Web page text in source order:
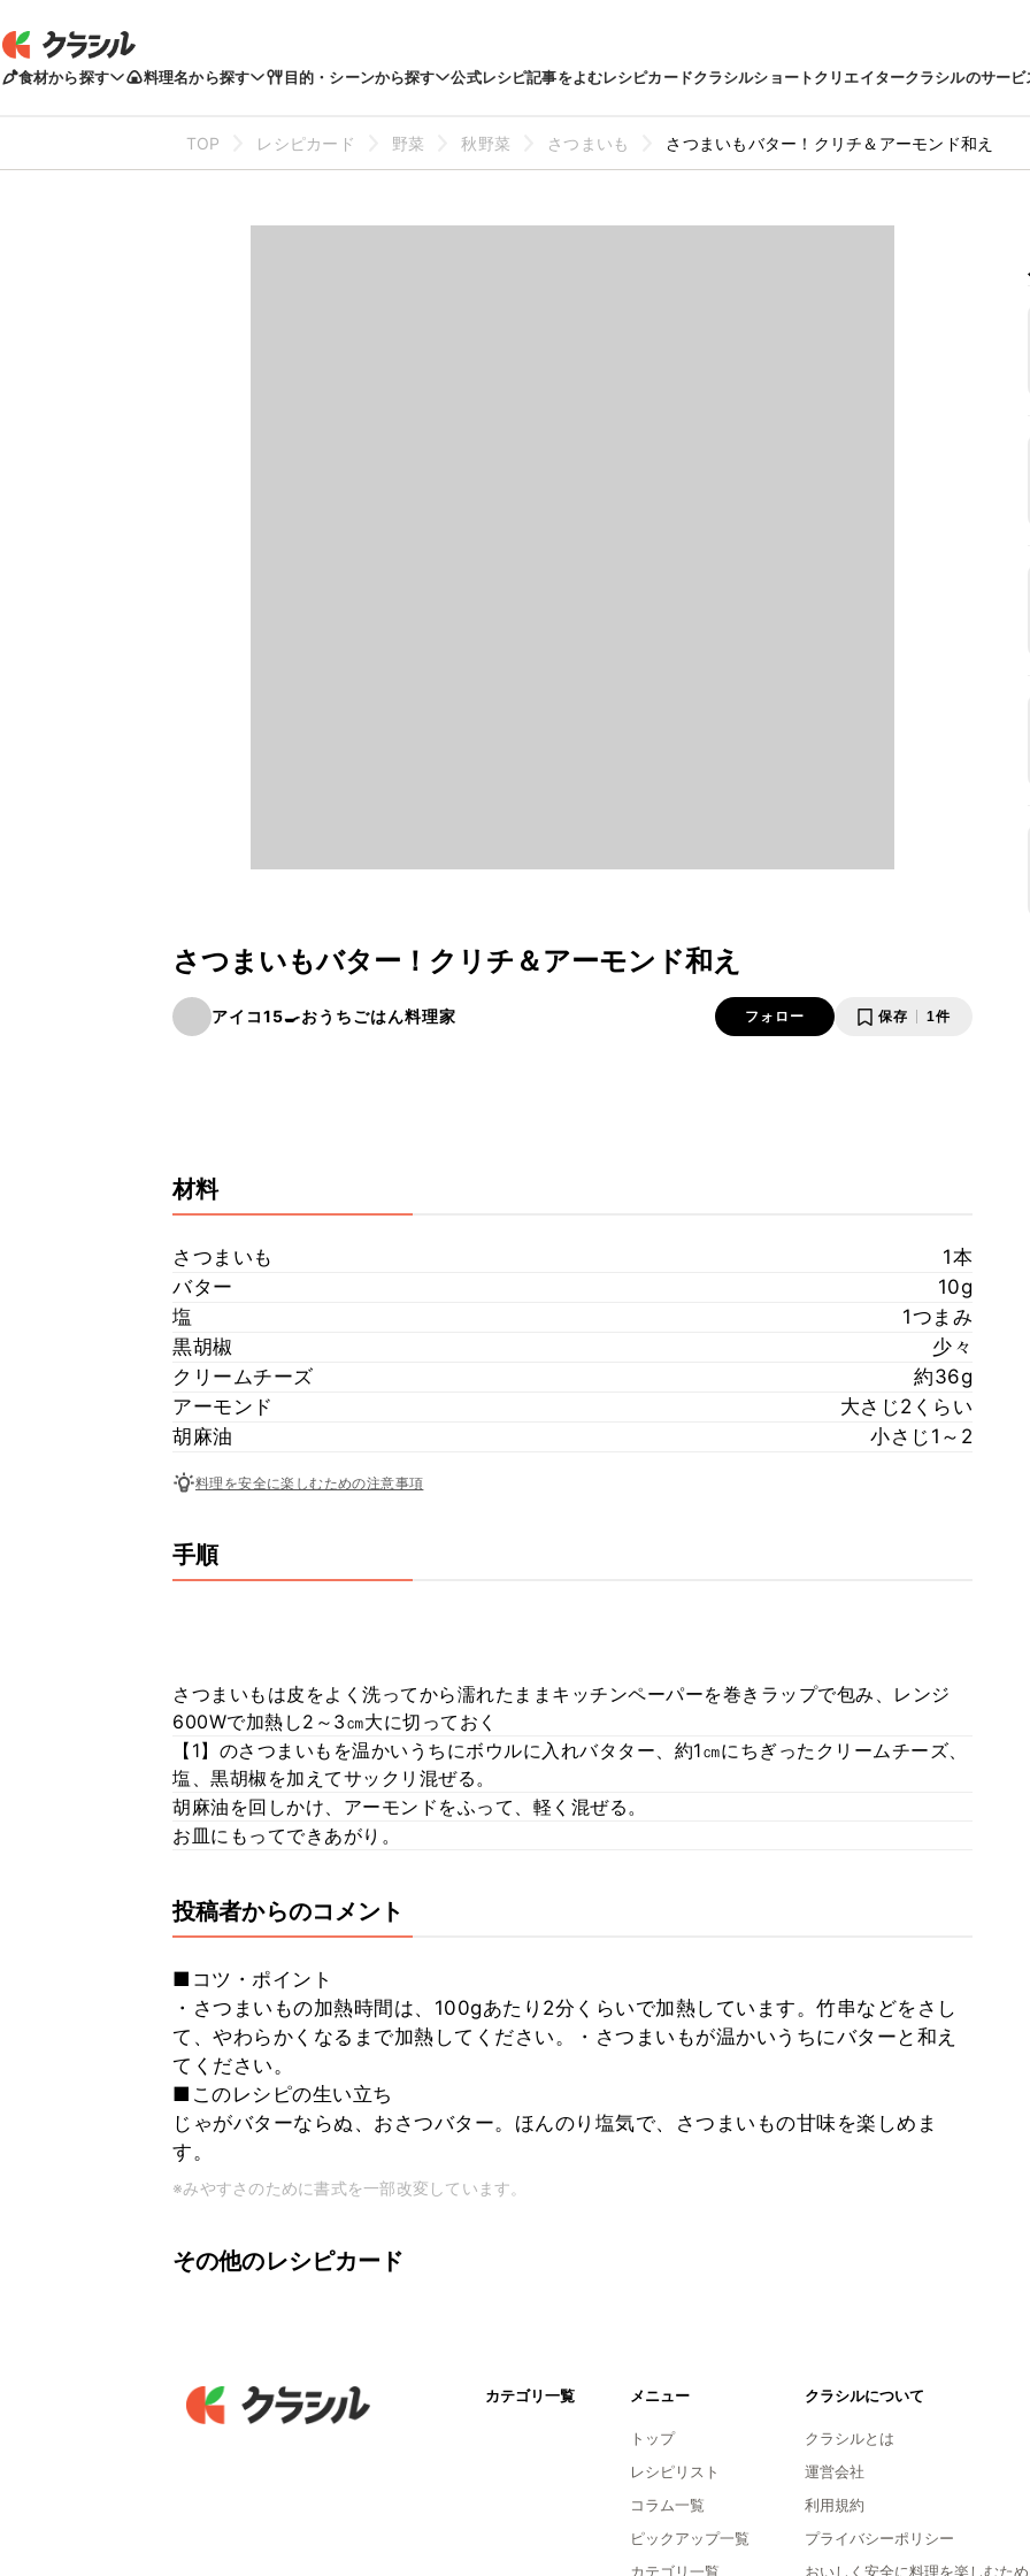
食材から探す 料理名から探す 目的・シーンから探す 公式レシピ記事をよむレシピカードクラシルショートクリエイタークラシルのサービ
TOP レシピカード 野菜 秋野菜 さつまいも さつまいもバター！クリチ＆アーモンド和え
さつまいもバター！クリチ＆アーモンド和え
アイコ15🍳おうちごはん料理家 フォロー 保存 1件
材料
さつまいも
1本
バター
10g
塩
1つまみ
黒胡椒
少々
クリームチーズ
約36g
アーモンド
大さじ2くらい
胡麻油
小さじ1～2
料理を安全に楽しむための注意事項
手順
さつまいもは皮をよく洗ってから濡れたままキッチンペーパーを巻きラップで包み、レンジ
600Wで加熱し2～3㎝大に切っておく
【1】のさつまいもを温かいうちにボウルに入れバタター、約1㎝にちぎったクリームチーズ、
塩、黒胡椒を加えてサックリ混ぜる。
胡麻油を回しかけ、アーモンドをふって、軽く混ぜる。
お皿にもってできあがり。
投稿者からのコメント
■コツ・ポイント
・さつまいもの加熱時間は、100gあたり2分くらいで加熱しています。竹串などをさし
て、やわらかくなるまで加熱してください。・さつまいもが温かいうちにバターと和え
てください。
■このレシピの生い立ち
じゃがバターならぬ、おさつバター。ほんのり塩気で、さつまいもの甘味を楽しめま
す。
※みやすさのために書式を一部改変しています。
その他のレシピカード
カテゴリ一覧 メニュー
トップ
レシピリスト
コラム一覧
ピックアップ一覧
カテゴリ一覧
クラシルについて
クラシルとは
運営会社
利用規約
プライバシーポリシー
おいしく安全に料理を楽しむため